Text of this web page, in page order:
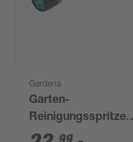
Gardena
Garten-
Reinigungsspritze
'Comfort